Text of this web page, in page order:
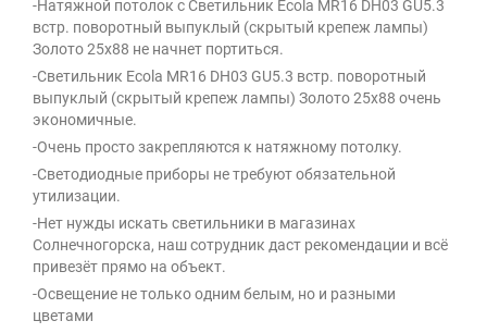
-Натяжной потолок с Светильник Ecola MR16 DH03 GU5.3
встр. поворотный выпуклый (скрытый крепеж лампы)
Золото 25x88 не начнет портиться.
-Светильник Ecola MR16 DH03 GU5.3 встр. поворотный
выпуклый (скрытый крепеж лампы) Золото 25x88 очень
экономичные.
-Очень просто закрепляются к натяжному потолку.
-Светодиодные приборы не требуют обязательной
утилизации.
-Нет нужды искать светильники в магазинах
Солнечногорска, наш сотрудник даст рекомендации и всё
привезёт прямо на объект.
-Освещение не только одним белым, но и разными
цветами